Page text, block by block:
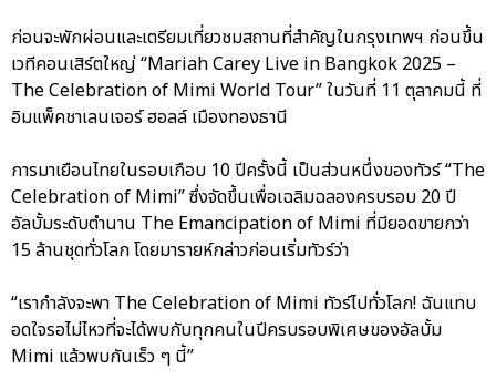
ก่อนจะพักผ่อนและเตรียมเที่ยวชมสถานที่สำคัญในกรุงเทพฯ ก่อนขึ้น
เวทีคอนเสิร์ตใหญ่ “Mariah Carey Live in Bangkok 2025 –
The Celebration of Mimi World Tour” ในวันที่ 11 ตุลาคมนี้ ที่
อิมแพ็คชาเลนเจอร์ ฮอลล์ เมืองทองธานี
การมาเยือนไทยในรอบเกือบ 10 ปีครั้งนี้ เป็นส่วนหนึ่งของทัวร์ “The
Celebration of Mimi” ซึ่งจัดขึ้นเพื่อเฉลิมฉลองครบรอบ 20 ปี
อัลบั้มระดับตำนาน The Emancipation of Mimi ที่มียอดขายกว่า
15 ล้านชุดทั่วโลก โดยมารายห์กล่าวก่อนเริ่มทัวร์ว่า
“เรากำลังจะพา The Celebration of Mimi ทัวร์ไปทั่วโลก! ฉันแทบ
อดใจรอไม่ไหวที่จะได้พบกับทุกคนในปีครบรอบพิเศษของอัลบั้ม
Mimi แล้วพบกันเร็ว ๆ นี้”